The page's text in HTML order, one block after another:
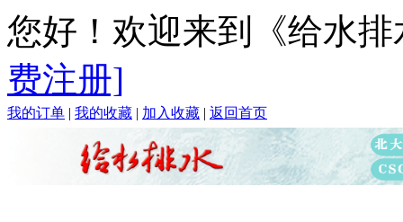
您好！欢迎来到《给水
费注册]
我的订单 | 我的收藏 | 加入收藏 | 返回首页